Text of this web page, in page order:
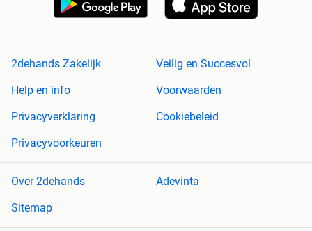
2dehands Zakelijk
Veilig en Succesvol
Help en info
Voorwaarden
Privacyverklaring
Cookiebeleid
Privacyvoorkeuren
Over 2dehands
Adevinta
Sitemap